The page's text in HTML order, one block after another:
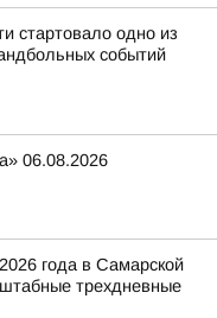
стартовало одно из
событий
06.08.2026
года в Самарской
трехдневные